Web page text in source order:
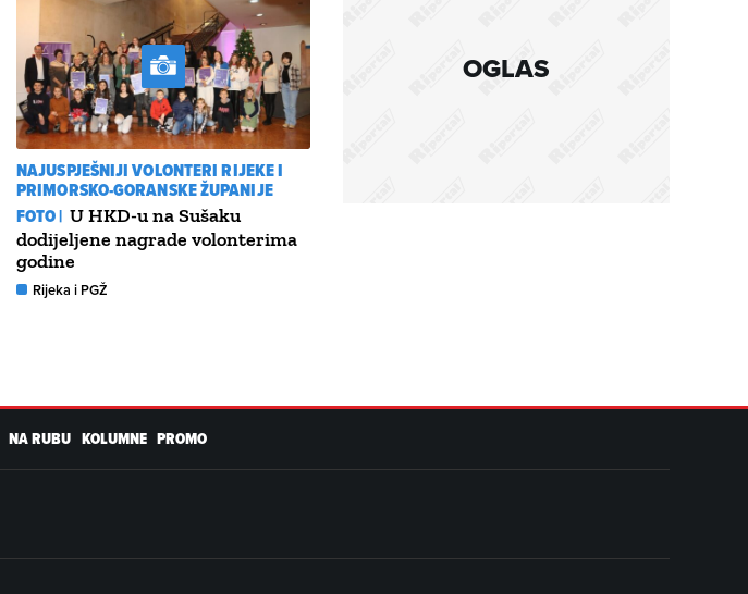
NAJUSPJEŠNIJI VOLONTERI RIJEKE I
PRIMORSKO-GORANSKE ŽUPANIJE
FOTO | U HKD-u na Sušaku
dodijeljene nagrade volonterima
godine
Rijeka i PGŽ
OGLAS
NA RUBU KOLUMNE PROMO